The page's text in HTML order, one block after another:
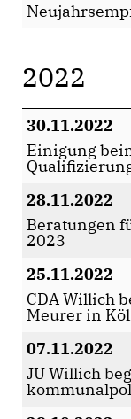
2022
30.11.2022
Einigung
28.11.2022
Beratungen
2023
25.11.2022
CDA Willich
Meurer in
07.11.2022
JU Willich